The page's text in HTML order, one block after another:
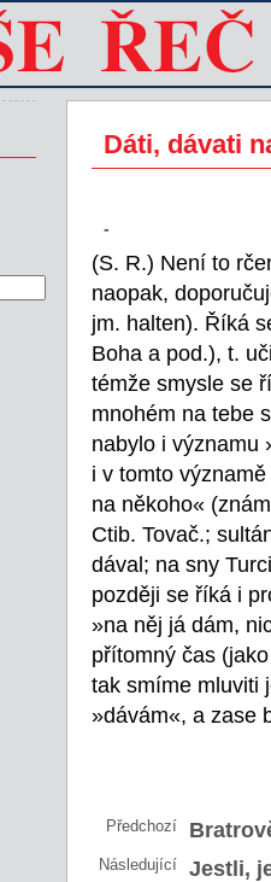
Dáti, dávati
-
(S. R.) Není to
naopak,
jm. halten). Říká
Boha a pod.), t.
témže smysle se
mnohém na tebe
nabylo i významu
i v tomto
na někoho«
Ctib. Tovač.;
dával; na sny
později se říká i
»na něj já dám,
přítomný čas
tak smíme mluviti
»dávám«, a zase
Předchozí
Následující Jestli,